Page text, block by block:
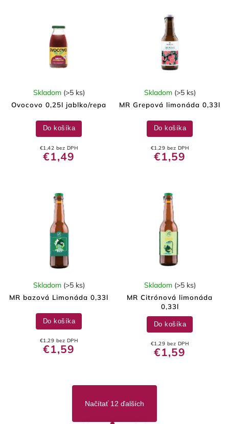
Ovocovo 0,25l jablko/repa
Skladom (>5 ks)
€1,42 bez DPH
€1,49
Do košíka
MR Grepová limonáda 0,33l
Skladom (>5 ks)
€1,29 bez DPH
€1,59
Do košíka
MR bazová Limonáda 0,33l
Skladom (>5 ks)
€1,29 bez DPH
€1,59
Do košíka
MR Citrónová limonáda
0,33l
Skladom (>5 ks)
€1,29 bez DPH
€1,59
Do košíka
Načítať 12 ďalších